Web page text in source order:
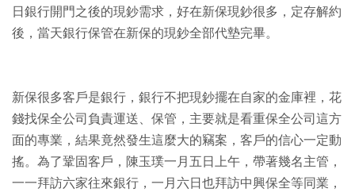
日銀行開門之後的現鈔需求，好在新保現鈔很多，定存解約
後，當天銀行保管在新保的現鈔全部代墊完畢。
新保很多客戶是銀行，銀行不把現鈔擺在自家的金庫裡，花
錢找保全公司負責運送、保管，主要就是看重保全公司這方
面的專業，結果竟然發生這麼大的竊案，客戶的信心一定動
搖。為了鞏固客戶，陳玉璞一月五日上午，帶著幾名主管，
一一拜訪六家往來銀行，一月六日也拜訪中興保全等同業，